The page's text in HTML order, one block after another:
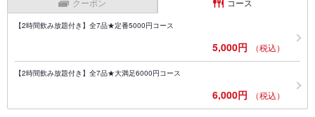
クーポン コース
【2時間飲み放題付き】全7品★定番5000円コース
5,000円 （税込）
【2時間飲み放題付き】全7品★大満足6000円コース
6,000円 （税込）